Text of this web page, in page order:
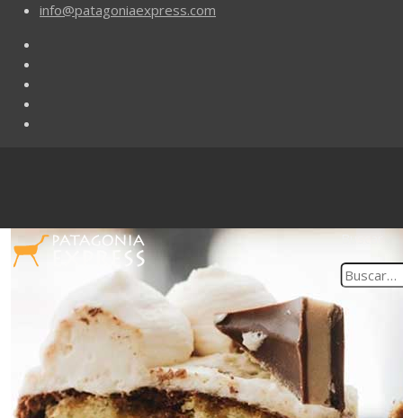
info@patagoniaexpress.com
Buscar